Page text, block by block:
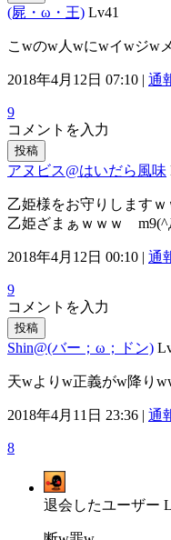
(屍・ω・王) Lv41
こwのw人wにwイwジw
2018年4月12日 07:10 | 通
9
コメントを入力
投稿
アヌビス@はいだら風味
乙姫様をお守りしますｗ
乙姫ざまぁｗｗｗ
2018年4月12日 00:10 | 通
9
コメントを入力
投稿
Shin@(バー；ω；ドン)
天wよりw正義がw降り
2018年4月11日 23:36 | 通
8
退会したユーザー